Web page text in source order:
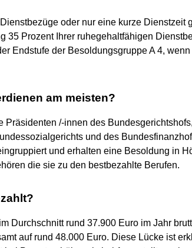
oder nur eine kurze Dienstzeit
35 Prozent Ihrer ruhegehaltfähigen
Endstufe der Besoldungsgruppe A 4,
am meisten?
Präsidenten /-innen des
und des
und erhalten eine Besoldung in
die sie zu den bestbezahlte Berufen.
Durchschnitt rund 37.900 Euro im Jahr
auf rund 48.000 Euro. Diese Lücke ist